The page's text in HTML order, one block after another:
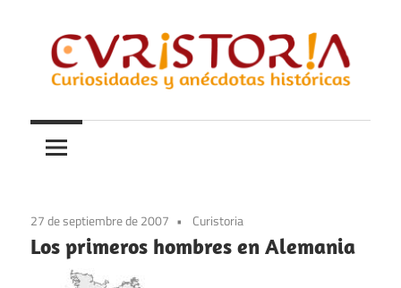
contenido
Curistoria
y
anécdotas
historia
27 de septiembre de 2007 Curistoria
Los primeros hombres en Alemania